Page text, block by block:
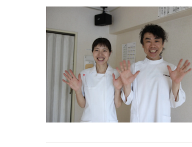
交通事故施術
自律神経失調症
脊柱管狭窄症